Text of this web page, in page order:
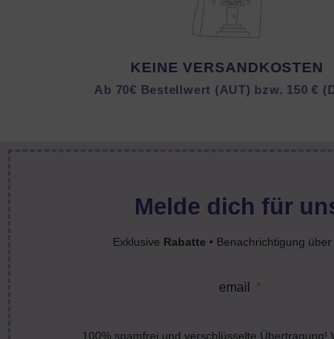
KEINE VERSANDKOSTEN
Ab 70€ Bestellwert (AUT) bzw. 150 €
Melde dich für
Exklusive Rabatte • Benachrichtigung über
email
100% spamfrei und verschlüsselte